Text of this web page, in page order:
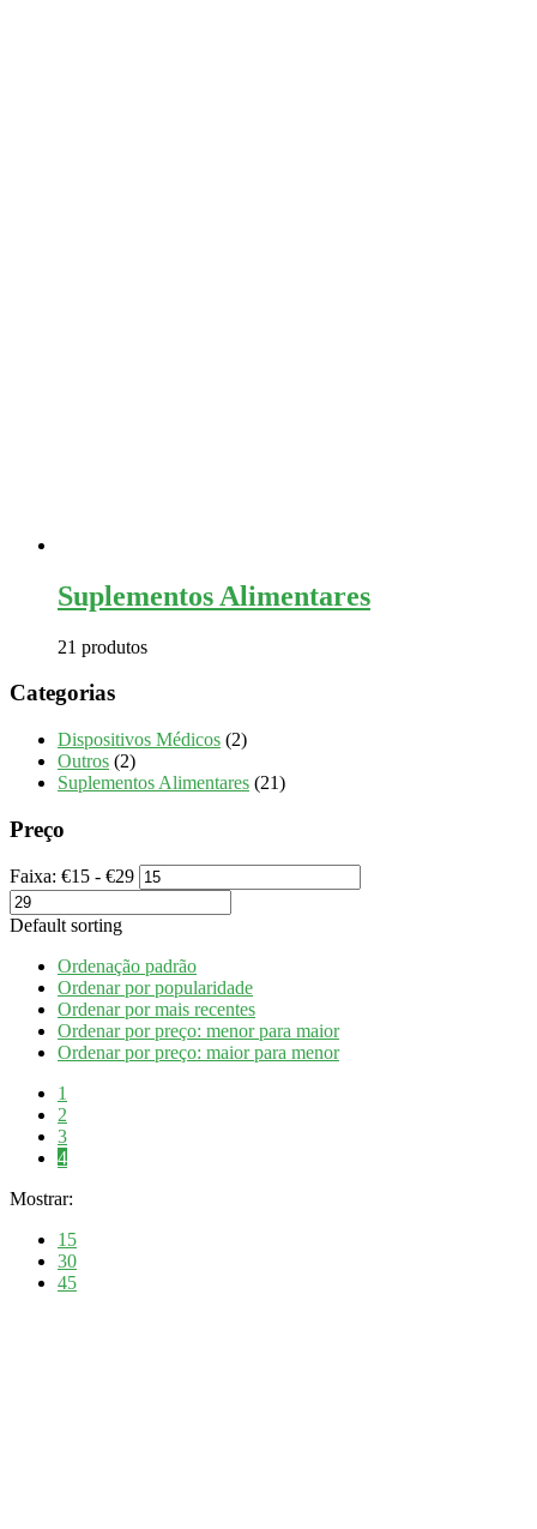
Suplementos Alimentares
21 produtos
Categorias
Dispositivos Médicos (2)
Outros (2)
Suplementos Alimentares (21)
Preço
Faixa: €15 - €29
Default sorting
Ordenação padrão
Ordenar por popularidade
Ordenar por mais recentes
Ordenar por preço: menor para maior
Ordenar por preço: maior para menor
1
2
3
4
Mostrar:
15
30
45